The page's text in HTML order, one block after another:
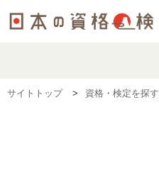
サイトトップ 資格・検定を探す